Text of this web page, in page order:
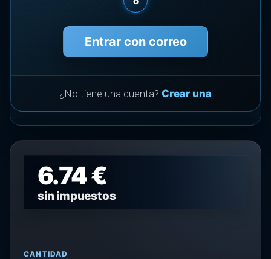
Entrar con correo
¿No tiene una cuenta? Crear una
6.74 €
sin impuestos
CANTIDAD